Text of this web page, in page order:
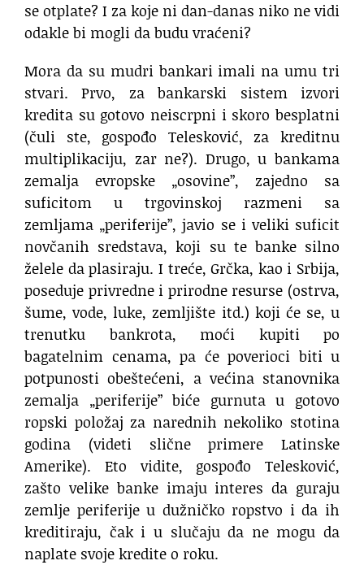
se otplate? I za koje ni dan-danas niko ne vidi
odakle bi mogli da budu vraćeni?
Mora da su mudri bankari imali na umu tri
stvari. Prvo, za bankarski sistem izvori
kredita su gotovo neiscrpni i skoro besplatni
(čuli ste, gospođo Telesković, za kreditnu
multiplikaciju, zar ne?). Drugo, u bankama
zemalja evropske „osovine”, zajedno sa
suficitom u trgovinskoj razmeni sa
zemljama „periferije”, javio se i veliki suficit
novčanih sredstava, koji su te banke silno
želele da plasiraju. I treće, Grčka, kao i Srbija,
poseduje privredne i prirodne resurse (ostrva,
šume, vode, luke, zemljište itd.) koji će se, u
trenutku bankrota, moći kupiti po
bagatelnim cenama, pa će poverioci biti u
potpunosti obeštećeni, a većina stanovnika
zemalja „periferije” biće gurnuta u gotovo
ropski položaj za narednih nekoliko stotina
godina (videti slične primere Latinske
Amerike). Eto vidite, gospođo Telesković,
zašto velike banke imaju interes da guraju
zemlje periferije u dužničko ropstvo i da ih
kreditiraju, čak i u slučaju da ne mogu da
naplate svoje kredite o roku.